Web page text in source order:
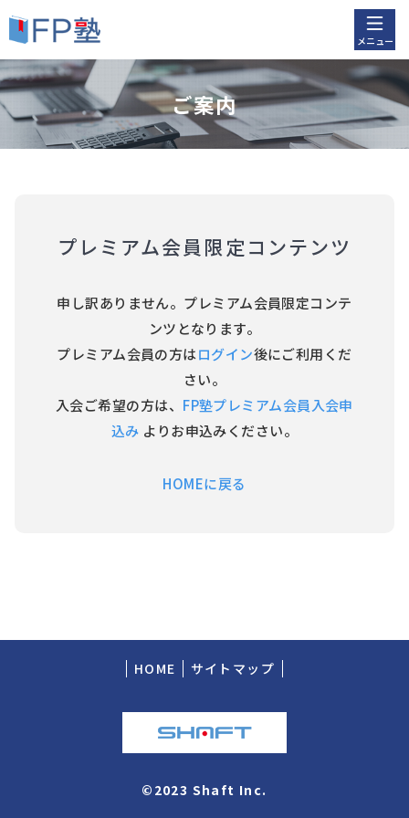
メニュー
ご案内
プレミアム会員限定コンテンツ
申し訳ありません。プレミアム会員限定コンテ
ンツとなります。
プレミアム会員の方はログイン後にご利用くだ
さい。
入会ご希望の方は、 FP塾プレミアム会員入会申
込み よりお申込みください。
HOMEに戻る
HOME サイトマップ
©2023 Shaft Inc.